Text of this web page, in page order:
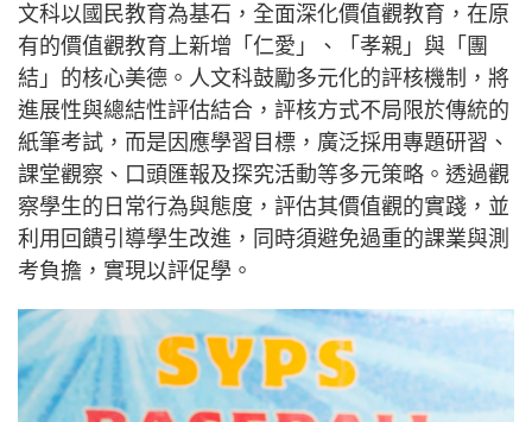
文科以國民教育為基石，全面深化價值觀教育，在原
有的價值觀教育上新增「仁愛」、「孝親」與「團
結」的核心美德。人文科鼓勵多元化的評核機制，將
進展性與總結性評估結合，評核方式不局限於傳統的
紙筆考試，而是因應學習目標，廣泛採用專題研習、
課堂觀察、口頭匯報及探究活動等多元策略。透過觀
察學生的日常行為與態度，評估其價值觀的實踐，並
利用回饋引導學生改進，同時須避免過重的課業與測
考負擔，實現以評促學。